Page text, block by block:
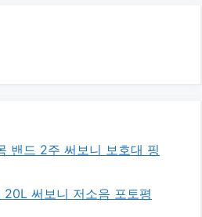
밴드 2주 써보니 보호대 핑
20L 써보니 저소음 포토평